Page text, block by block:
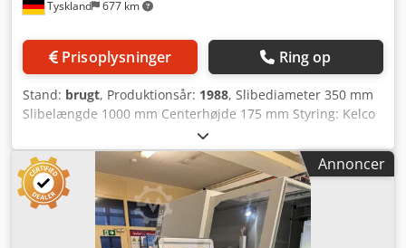
rådgiver gerne – kompetent rådgivning og landsdækkende
Tyskland 677 km
Prisoplysninger Ring op
Stand: brugt, Produktionsår: 1988, Slibediameter 350 mm
Slibelængde 1000 mm Centerhøjde 175 mm Styring: Kelco
Crodszmy Thjpfx Aa Uof Maskinvægt ca. 4 t CNC
rundslibemaskine Kellenberger UR 175 x 1000 Byggeår
1988 Styring: Kelco Centerafstand 1000 mm + flere
spændeanordninger og værktøjer
Annoncer